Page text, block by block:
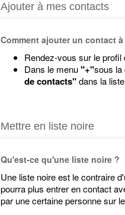
Ajouter à mes contacts
Comment ajouter un contact
Rendez-vous sur le
Dans le menu"+"sous la
de contacts"dans la
Mettre en liste noire
Qu'est-ce qu'une liste noire ?
Une liste noire est le contraire
pourra plus entrer en contact
par une certaine personne sur